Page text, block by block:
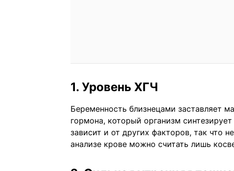
1. Уровень ХГЧ
Беременность близнецами заставляет
гормона, который организм
зависит и от других факторов, так что
анализе крове можно считать лишь